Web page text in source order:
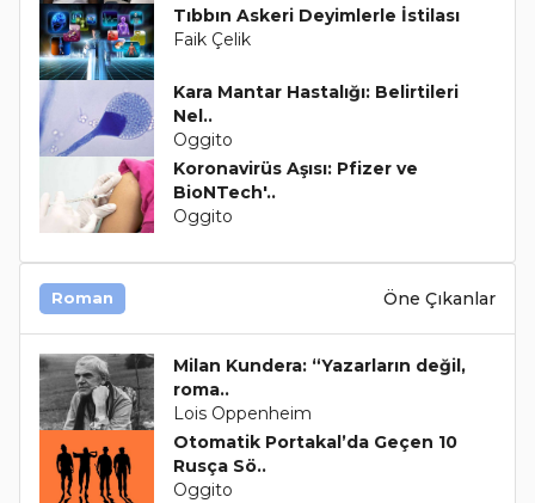
Tıbbın Askeri Deyimlerle İstilası
Faik Çelik
Kara Mantar Hastalığı: Belirtileri
Nel..
Oggito
Koronavirüs Aşısı: Pfizer ve
BioNTech'..
Oggito
Roman Öne Çıkanlar
Milan Kundera: “Yazarların değil,
roma..
Lois Oppenheim
Otomatik Portakal’da Geçen 10
Rusça Sö..
Oggito